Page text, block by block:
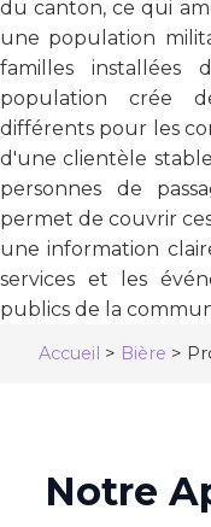
du canton, ce qui
une population
familles installées
population crée
différents pour les
d'une clientèle
personnes de
permet de couvrir
une information
services et les
publics de la
Accueil > Bière >
Notre